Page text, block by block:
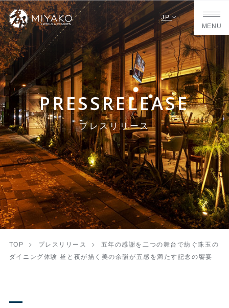
JP
MENU
PRESSRELEASE
プレスリリース
TOP プレスリリース
五年の感謝を二つの舞台で紡ぐ珠玉の
ダイニング体験 昼と夜が描く美の余韻が五感を満たす記念の饗宴